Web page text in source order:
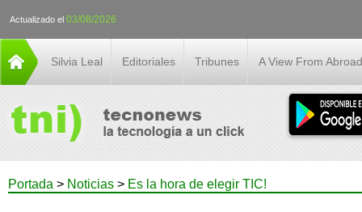
Actualizado el 03/08/2026
Silvia Leal Editoriales Tribunes A View From Abroad
Portada > Noticias > Es la hora de elegir TIC!